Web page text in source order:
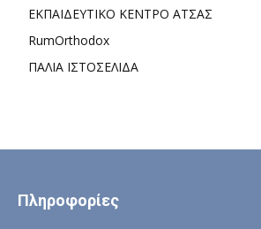
ΕΚΠΑΙΔΕΥΤΙΚΟ ΚΕΝΤΡΟ ΑΤΣΑΣ
RumOrthodox
ΠΑΛΙΑ ΙΣΤΟΣΕΛΙΔΑ
Πληροφορίες